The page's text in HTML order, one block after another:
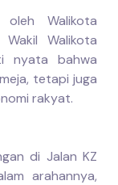
oleh Walikota
Walikota
nyata bahwa
tetapi juga
rakyat.
di Jalan KZ
arahannya,